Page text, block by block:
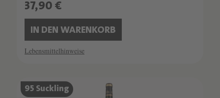
37,90 €
IN DEN WARENKORB
Lebensmittelhinweise
95 Suckling